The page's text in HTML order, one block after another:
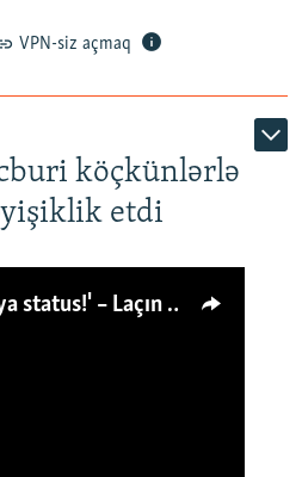
VPN-siz açmaq
köçkünlərlə
etdi
'Ya təklif olunan ev, ya status!' – Laçın köçkünü: 'Laçından başqa heç hara!'